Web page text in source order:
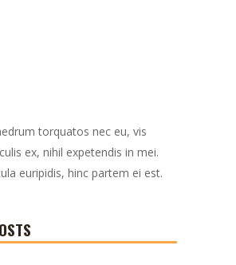
torquatos nec eu, vis
ex, nihil expetendis in mei.
euripidis, hinc partem ei est.